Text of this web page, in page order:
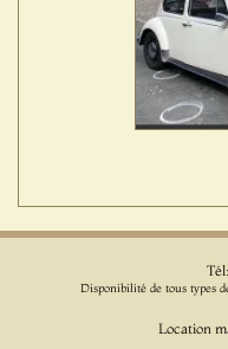
Disponibilité de tous types
Location